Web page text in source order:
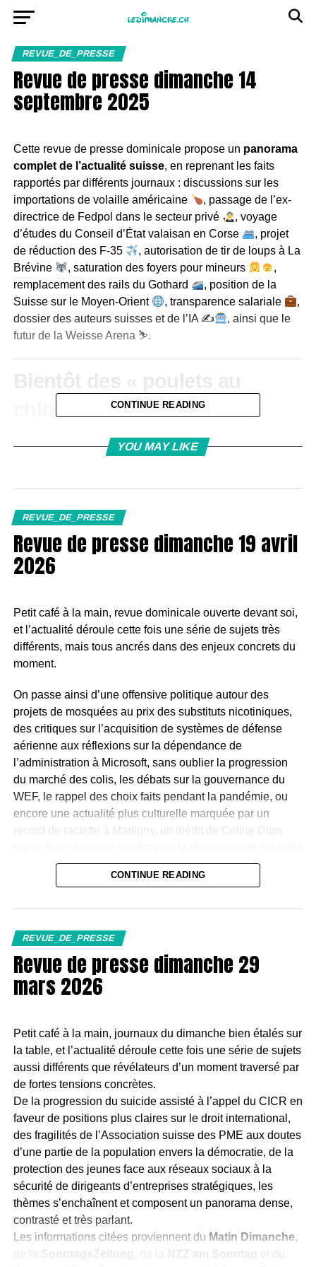
REVUE_DE_PRESSE
Revue de presse dimanche 14
septembre 2025
Cette revue de presse dominicale propose un panorama
complet de l’actualité suisse, en reprenant les faits
rapportés par différents journaux : discussions sur les
importations de volaille américaine
, passage de l’ex-
directrice de Fedpol dans le secteur privé
, voyage
d’études du Conseil d’État valaisan en Corse
, projet
de réduction des F-35
, autorisation de tir de loups à La
Brévine
, saturation des foyers pour mineurs
,
remplacement des rails du Gothard
, position de la
Suisse sur le Moyen-Orient
, transparence salariale
,
dossier des auteurs suisses et de l’IA ✍
, ainsi que le
futur de la Weisse Arena ⛷.
Bientôt des « poulets au
chlore » en Suisse ?
La Suisse envisage de revoir
certaines restrictions pesant sur la viande et les
projet d’accord avec les États-Unis, alors qu’actuellement
Suisse.
Ce qui est dit :
concernant l’accès au marché pour la volaille
américaine.
Aujourd’hui, la volaille américaine estinterdite
en Suisse, car
L’Office fédéral de la sécurité alimentaire et des
affaires vétérinaires
confirme l’interdiction en
vigueur.
L’Union européenneserait restée ferme sur ses
exigences de sécurité alimentaire dans ses
discussions séparées avec Washington.
Contexte réglementaire
méthodes de sécurité sanitaireen amont et
chimique post-abattage.
Étiquette et traçabilité :
réguliers de contrôle aux frontières.
Ce qui pourrait changer :
Allégement ciblé de mesuresjugées «
restrictives » pour l’entrée sur le marché de la
viande/volaille des États-Unis.
Adaptations réglementaires
sur les traitements post-abattage, les protocoles
d’inspection ou la reconnaissance d’équivalences.
Enjeux pratiques
Chaînes d’approvisionnement :possibilité d’un
élargissement des sources d’importation.
Contrôles officiels :
d’ajuster les procédures d’inspection.
CONTINUE READING
YOU MAY LIKE
REVUE_DE_PRESSE
Revue de presse dimanche 19 avril
2026
Petit café à la main, revue dominicale ouverte devant soi,
et l’actualité déroule cette fois une série de sujets très
différents, mais tous ancrés dans des enjeux concrets du
moment.
On passe ainsi d’une offensive politique autour des
projets de mosquées au prix des substituts nicotiniques,
des critiques sur l’acquisition de systèmes de défense
aérienne aux réflexions sur la dépendance de
l’administration à Microsoft, sans oublier la progression
du marché des colis, les débats sur la gouvernance du
WEF, le rappel des choix faits pendant la pandémie, ou
encore une actualité plus culturelle marquée par un
record de raclette à Martigny, un inédit de Céline Dion
de la NZZ am Sonntag, de la Sonntagszeitung, du
Sonntagsblick, de RHONEFM, de MUSIQUE.LI et de
CINE-MAG.CH.
Le débat sur les mosquées relancé par une nouvelle
offensive politique
C’est la NZZ am Sonntag qui rapporte qu’une nouvelle
offensive politique est en préparation autour des projets
de mosquées. Selon le quotidien, le comité d’Egerkingen
examine plusieurs pistes d’initiatives susceptibles de
modifier le cadre actuel. Le dossier est présenté dans un
contexte où l’on reparle de contrôle local, de transparence
et de financement étranger.
L’un des points centraux du débat concerne le rôle des
communes dans l’autorisation des projets. Toujours selon
la NZZ am Sonntag, l’idée étudiée consisterait à accorder
aux autorités communales un droit de regard accru,
pouvant aller jusqu’à une forme de droit de veto des
conseils communaux ou des assemblées communales.
CONTINUE READING
REVUE_DE_PRESSE
Revue de presse dimanche 29
mars 2026
Petit café à la main, journaux du dimanche bien étalés sur
la table, et l’actualité déroule cette fois une série de sujets
aussi différents que révélateurs d’un moment traversé par
de fortes tensions concrètes.
De la progression du suicide assisté à l’appel du CICR en
faveur de positions plus claires sur le droit international,
des fragilités de l’Association suisse des PME aux doutes
d’une partie de la population envers la démocratie, de la
protection des jeunes face aux réseaux sociaux à la
sécurité de dirigeants d’entreprises stratégiques, les
thèmes s’enchaînent et composent un panorama dense,
contrasté et très parlant.
Les informations citées proviennent du Matin Dimanche,